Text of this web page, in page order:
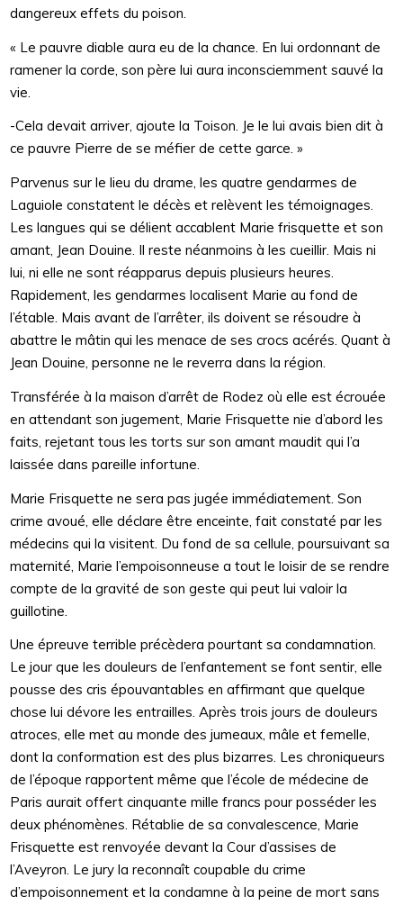
dangereux effets du poison.
« Le pauvre diable aura eu de la chance. En lui ordonnant de
ramener la corde, son père lui aura inconsciemment sauvé la
vie.
-Cela devait arriver, ajoute la Toison. Je le lui avais bien dit à
ce pauvre Pierre de se méfier de cette garce. »
Parvenus sur le lieu du drame, les quatre gendarmes de
Laguiole constatent le décès et relèvent les témoignages.
Les langues qui se délient accablent Marie frisquette et son
amant, Jean Douine. Il reste néanmoins à les cueillir. Mais ni
lui, ni elle ne sont réapparus depuis plusieurs heures.
Rapidement, les gendarmes localisent Marie au fond de
l’étable. Mais avant de l’arrêter, ils doivent se résoudre à
abattre le mâtin qui les menace de ses crocs acérés. Quant à
Jean Douine, personne ne le reverra dans la région.
Transférée à la maison d’arrêt de Rodez où elle est écrouée
en attendant son jugement, Marie Frisquette nie d’abord les
faits, rejetant tous les torts sur son amant maudit qui l’a
laissée dans pareille infortune.
Marie Frisquette ne sera pas jugée immédiatement. Son
crime avoué, elle déclare être enceinte, fait constaté par les
médecins qui la visitent. Du fond de sa cellule, poursuivant sa
maternité, Marie l’empoisonneuse a tout le loisir de se rendre
compte de la gravité de son geste qui peut lui valoir la
guillotine.
Une épreuve terrible précèdera pourtant sa condamnation.
Le jour que les douleurs de l’enfantement se font sentir, elle
pousse des cris épouvantables en affirmant que quelque
chose lui dévore les entrailles. Après trois jours de douleurs
atroces, elle met au monde des jumeaux, mâle et femelle,
dont la conformation est des plus bizarres. Les chroniqueurs
de l’époque rapportent même que l’école de médecine de
Paris aurait offert cinquante mille francs pour posséder les
deux phénomènes. Rétablie de sa convalescence, Marie
Frisquette est renvoyée devant la Cour d’assises de
l’Aveyron. Le jury la reconnaît coupable du crime
d’empoisonnement et la condamne à la peine de mort sans